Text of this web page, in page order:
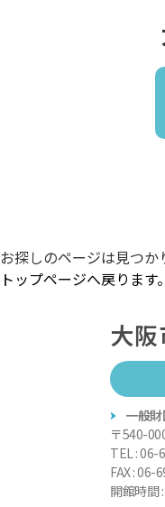
お探しのページは見つか
トップページへ戻ります。
大
一般
〒540-
TEL : 06-
FAX : 06-
開館時間